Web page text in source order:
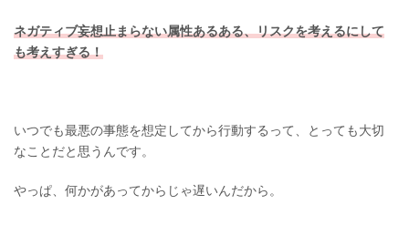
ネガティブ妄想止まらない属性あるある、リスクを考えるにして
も考えすぎる！
いつでも最悪の事態を想定してから行動するって、とっても大切
なことだと思うんです。
やっぱ、何かがあってからじゃ遅いんだから。